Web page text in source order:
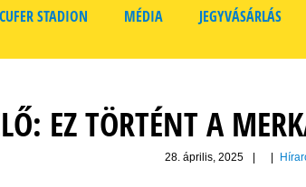
STADION MÉDIA JEGYVÁSÁRLÁS
EZ TÖRTÉNT A
28. április, 2025